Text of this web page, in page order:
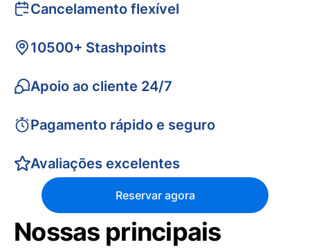
Cancelamento flexível
10500+ Stashpoints
Apoio ao cliente 24/7
Pagamento rápido e seguro
Avaliações excelentes
Reservar agora
Nossas principais